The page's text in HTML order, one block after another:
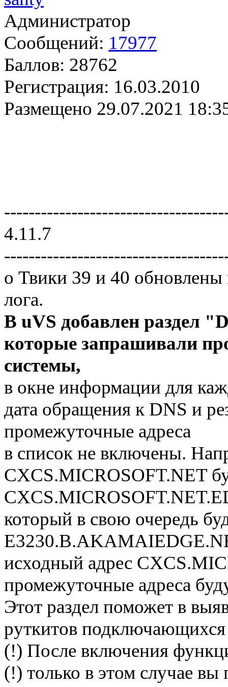
Администратор
Сообщений: 17977
Баллов: 28762
Регистрация: 16.03.2010
Размещено 29.07.2021
4.11.7
o Твики 39 и 40
лога.
В uVS добавлен раздел
которые запрашивали
системы,
в окне информации для
дата обращения к DNS и
промежуточные адреса
в список не включены.
CXCS.MICROSOFT.NET
который в свою очередь
исходный адрес
промежуточные адреса
Этот раздел поможет в
руткитов
(!) После включения
(!) только в этом случае